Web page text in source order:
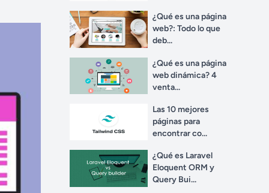
¿Qué es una página
web?: Todo lo que
deb...
¿Qué es una página
web dinámica? 4
venta...
Las 10 mejores
páginas para
encontrar co...
¿Qué es Laravel
Eloquent ORM y
Query Bui...